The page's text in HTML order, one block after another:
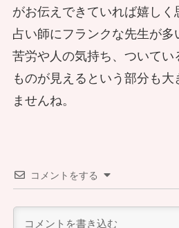
本物の霊能者である恵
修業について聞いてみた
本物の霊能者、恵子さ
がお伝えできていれば嬉しく
占い師にフランクな先生が
苦労や人の気持ち、ついてい
ものが見えるという部分も
ませんね。
コメントをする